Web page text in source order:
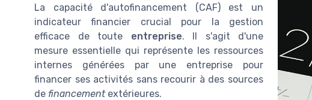
La capacité d'autofinancement (CAF) est un
indicateur financier crucial pour la gestion
efficace de toute entreprise. Il s'agit d'une
mesure essentielle qui représente les ressources
internes générées par une entreprise pour
financer ses activités sans recourir à des sources
de financementextérieures.